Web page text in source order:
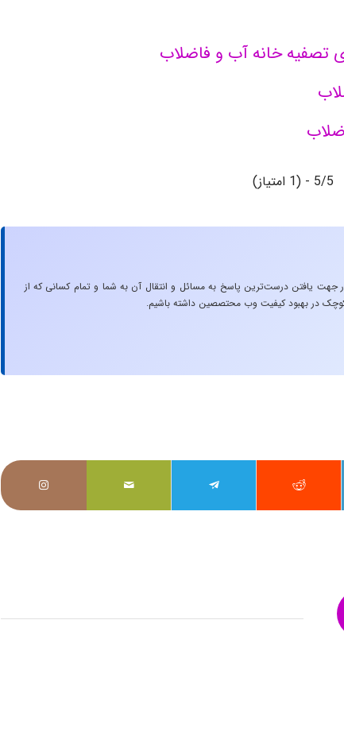
تصفیه خانه آب و فاضلاب
5/5 - (1 امتیاز)
یافتن درست‌ترین پاسخ به مسائل و انتقال آن به شما و تمام کسانی که از
کوچک در بهبود کیفیت وب محتصصین داشته باشیم.